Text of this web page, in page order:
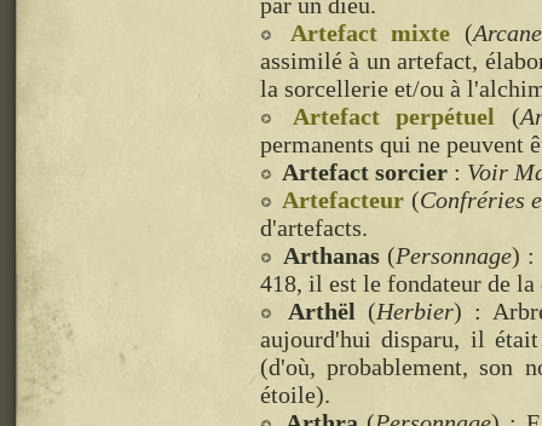
Artefact mixte (
assimilé à un artefact,
la sorcellerie et/ou à
Artefact perpétuel (
permanents qui ne peuvent
Artefact sorcier : Voir
Artefacteur (Confréries
d'artefacts.
Arthanas (Personnage) :
418, il est le fondateur de la
Arthël (Herbier) :
aujourd'hui disparu, il
(d'où, probablement, son
étoile).